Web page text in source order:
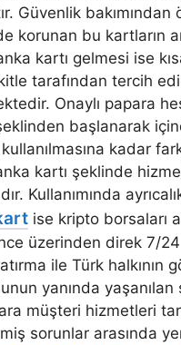
Güvenlik bakımından
korunan bu kartların
kartı gelmesi ise
tarafından tercih
Onaylı papara
başlanarak
kadar
kartı şeklinde
Kullanımında
ise kripto borsaları
üzerinden direk 7/
ile Türk halkının
yanında
müşteri hizmetleri
sorunlar arasında